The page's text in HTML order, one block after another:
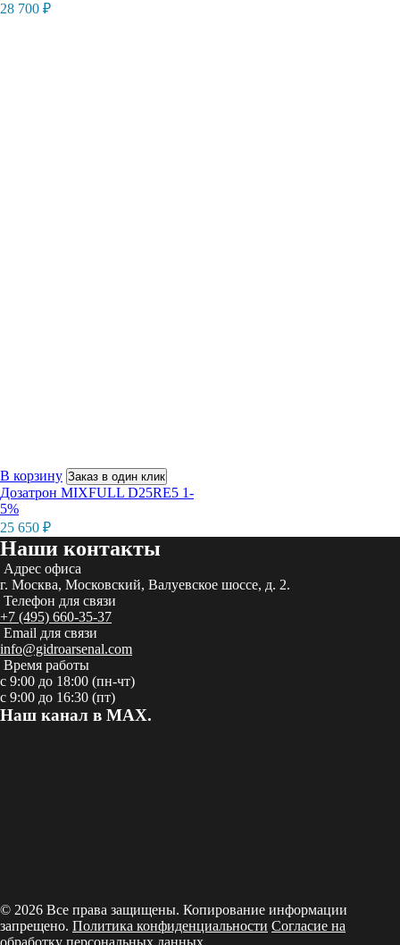
28 700 ₽
В корзину Заказ в один клик
Дозатрон MIXFULL D25RE5 1-
5%
25 650 ₽
Наши контакты
Адрес офиса
г. Москва, Московский, Валуевское шоссе, д. 2.
Телефон для связи
+7 (495) 660-35-37
Email для связи
info@gidroarsenal.com
Время работы
с 9:00 до 18:00 (пн-чт)
с 9:00 до 16:30 (пт)
Наш канал в MAX.
© 2026 Все права защищены. Копирование информации
запрещено. Политика конфиденциальности Согласие на
обработку персональных данных